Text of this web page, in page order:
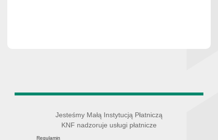
Jesteśmy Małą Instytucją Płatniczą
KNF nadzoruje usługi płatnicze
Regulamin